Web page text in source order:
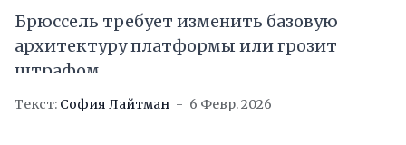
Брюссель требует изменить базовую
архитектуру платформы или грозит
штрафом
Текст: София Лайтман 6 Февр. 2026